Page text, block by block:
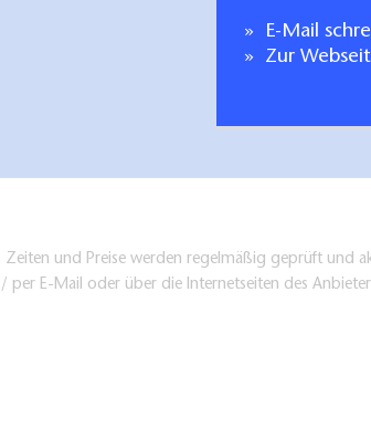
Fahrrad- und
E-Mail
Zur
und Preise werden regelmäßig geprüft und
per E-Mail oder über die Internetseiten des